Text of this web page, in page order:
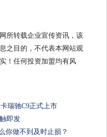
所转载企业宣传资讯，该
之目的，不代表本网站观
！任何投资加盟均有风
瑞驰C9正式上市
即发
你做不到及时止损？